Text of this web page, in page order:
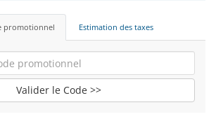
promotionnel Estimation des taxes
Valider le Code >>